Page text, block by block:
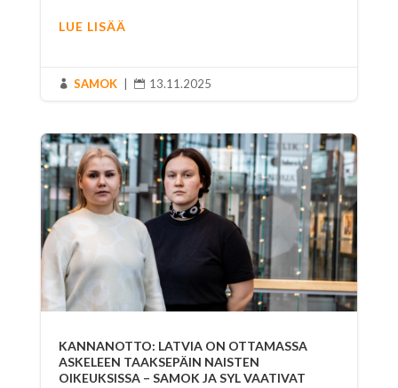
LUE LISÄÄ
 SAMOK  13.11.2025
KANNANOTTO: LATVIA ON OTTAMASSA
ASKELEEN TAAKSEPÄIN NAISTEN
OIKEUKSISSA – SAMOK JA SYL VAATIVAT